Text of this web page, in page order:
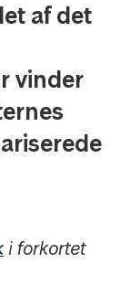
af det
vinder
i forkortet